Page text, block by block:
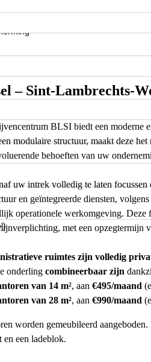
– Sint-Lambrechts-
BLSI biedt een moderne
modulaire structuur, maakt deze
behoeften van uw
uw intrek volledig te laten
en geïntegreerde diensten,
operationele werkomgeving. Deze
met een opzegtermijn
ruimtes zijn volledig
onderling combineerbaar zijn
van 14 m², aan €495/maand
van 28 m², aan €990/maand
worden gemeubileerd
en een ladeblok.